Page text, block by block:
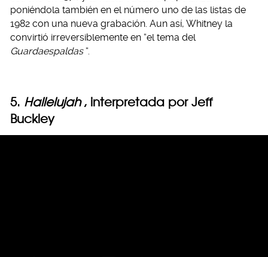
poniéndola también en el número uno de las listas de
1982 con una nueva grabación. Aun así, Whitney la
convirtió irreversiblemente en “el tema del
Guardaespaldas “.
5. Hallelujah , interpretada por Jeff
Buckley